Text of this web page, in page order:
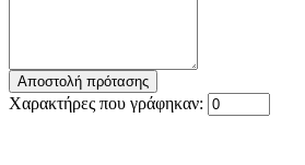
Χαρακτήρες που γράφηκαν: